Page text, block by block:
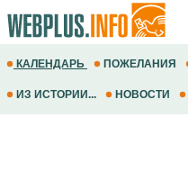
КАЛЕНДАРЬ ПОЖЕЛАНИЯ
ИЗ ИСТОРИИ... НОВОСТИ